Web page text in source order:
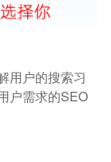
用户的搜索习
户需求的SEO